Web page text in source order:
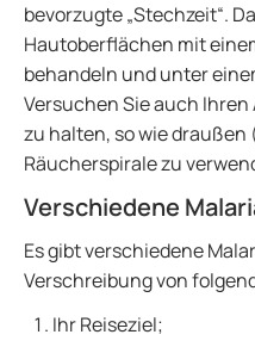
bevorzugte „Stechzeit“.
Hautoberflächen mit
behandeln und unter
Versuchen Sie auch
zu halten, so wie draußen
Räucherspirale zu
Verschiedene
Es gibt verschiedene
Verschreibung von
Ihr Reiseziel;